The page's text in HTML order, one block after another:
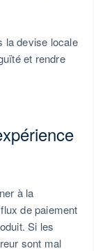
la devise locale
et rendre
à la
de paiement
Si les
sont mal